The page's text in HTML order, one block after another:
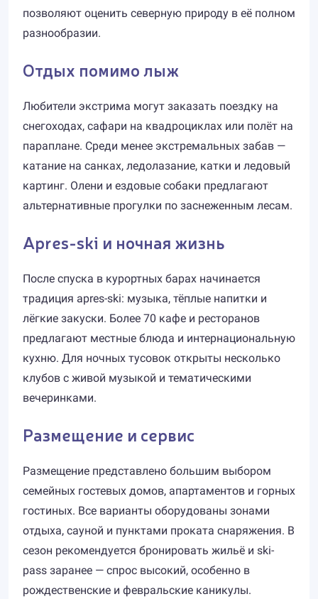
позволяют оценить северную природу в её полном
разнообразии.
Отдых помимо лыж
Любители экстрима могут заказать поездку на
снегоходах, сафари на квадроциклах или полёт на
параплане. Среди менее экстремальных забав —
катание на санках, ледолазание, катки и ледовый
картинг. Олени и ездовые собаки предлагают
альтернативные прогулки по заснеженным лесам.
Apres-ski и ночная жизнь
После спуска в курортных барах начинается
традиция apres-ski: музыка, тёплые напитки и
лёгкие закуски. Более 70 кафе и ресторанов
предлагают местные блюда и интернациональную
кухню. Для ночных тусовок открыты несколько
клубов с живой музыкой и тематическими
вечеринками.
Размещение и сервис
Размещение представлено большим выбором
семейных гостевых домов, апартаментов и горных
гостиных. Все варианты оборудованы зонами
отдыха, сауной и пунктами проката снаряжения. В
сезон рекомендуется бронировать жильё и ski-
pass заранее — спрос высокий, особенно в
рождественские и февральские каникулы.